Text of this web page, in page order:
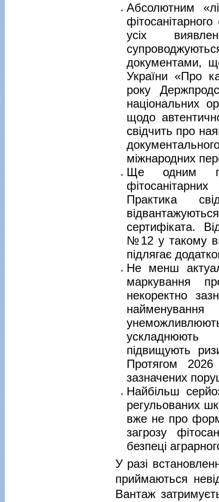
Абсолютним
усіх
документами,
України «Про
року
національних
щодо
свідчить про
міжнародних
Ще одним
Практика
сертифіката.
№12 у такому
підлягає
Не менш
маркування
некоректно
найменування
ускладнюють
підвищують
Протягом
зазначених
Найбільш
регульованих
вже не про
загрозу
безпеці
У разі
приймаються
Вантаж